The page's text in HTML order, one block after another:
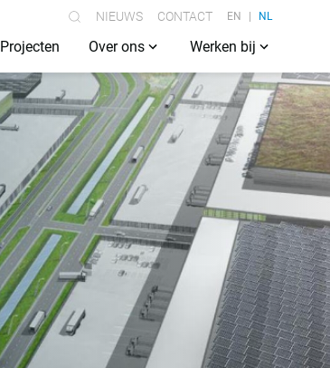
NIEUWS CONTACT EN NL
Projecten Over ons Werken bij